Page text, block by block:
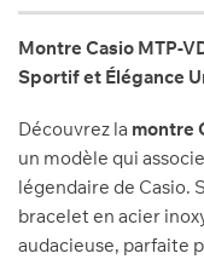
Montre Casio MTP-
Sportif et Élégance
Découvrez la montre
un modèle qui
légendaire de Casio.
bracelet en acier
audacieuse, parfaite